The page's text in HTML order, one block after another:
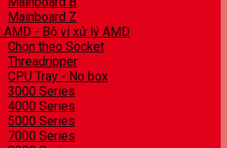
Mainboard Z
AMD - Bộ vi xử lý AMD
Chọn theo Socket
Threadripper
CPU Tray - No box
3000 Series
4000 Series
5000 Series
7000 Series